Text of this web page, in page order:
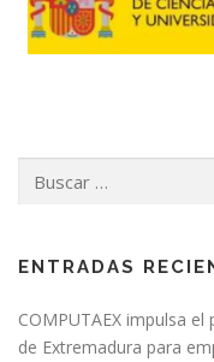
ENTRADAS
COMPUTAEX impulsa
de Extremadura para